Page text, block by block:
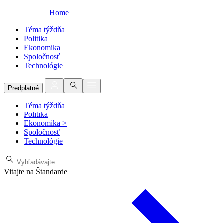
Home
Téma týždňa
Politika
Ekonomika
Spoločnosť
Technológie
Predplatné
Téma týždňa
Politika
Ekonomika >
Spoločnosť
Technológie
Vitajte na Štandarde